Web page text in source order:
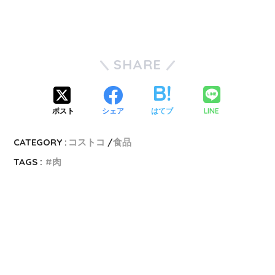
SHARE
ポスト シェア はてブ LINE
CATEGORY : コストコ
食品
TAGS :
肉